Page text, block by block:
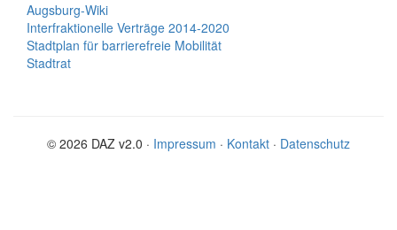
Augsburg-Wiki
Interfraktionelle Verträge 2014-2020
Stadtplan für barrierefreie Mobilität
Stadtrat
© 2026 DAZ v2.0 · Impressum · Kontakt · Datenschutz